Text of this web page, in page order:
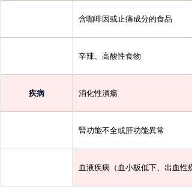
含咖啡因或止痛成分的食品
辛辣、高酸性食物
疾病 消化性潰瘍
腎功能不全或肝功能異常
血液疾病（血小板低下、出血性